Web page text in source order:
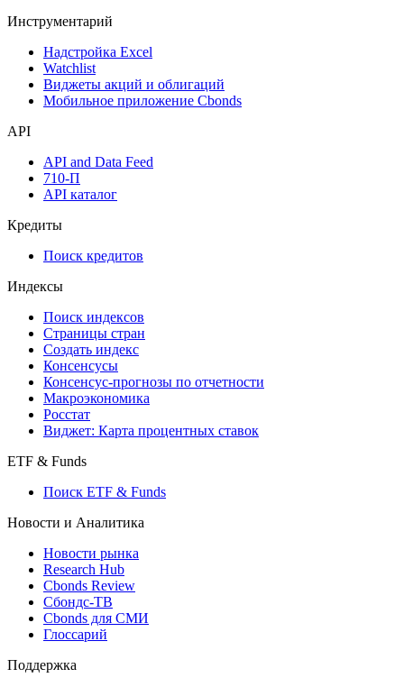
Инструментарий
Надстройка Excel
Watchlist
Виджеты акций и облигаций
Мобильное приложение Cbonds
API
API and Data Feed
710-П
API каталог
Кредиты
Поиск кредитов
Индексы
Поиск индексов
Страницы стран
Создать индекс
Консенсусы
Консенсус-прогнозы по отчетности
Макроэкономика
Росстат
Виджет: Карта процентных ставок
ETF & Funds
Поиск ETF & Funds
Новости и Аналитика
Новости рынка
Research Hub
Cbonds Review
Сбондс-ТВ
Cbonds для СМИ
Глоссарий
Поддержка